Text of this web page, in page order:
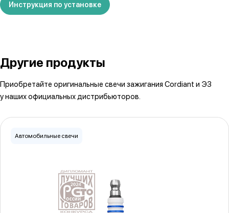
Инструкция по установке
Другие продукты
Приобретайте оригинальные свечи зажигания Cordiant и ЭЗ
у наших официальных дистрибьюторов.
Автомобильные свечи